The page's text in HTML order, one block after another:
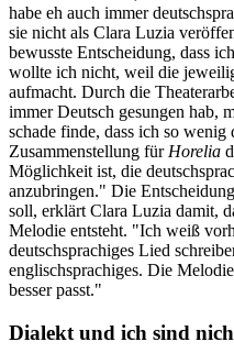
habe eh auch immer
sie nicht als Clara Luzia
bewusste Entscheidung, dass
wollte ich nicht, weil die
aufmacht. Durch die
immer Deutsch gesungen hab,
schade finde, dass ich so wenig
Zusammenstellung für Horelia
Möglichkeit ist, die
anzubringen." Die
soll, erklärt Clara Luzia damit,
Melodie entsteht. "Ich weiß
deutschsprachiges Lied
englischsprachiges. Die
besser passt."
Dialekt und ich sind